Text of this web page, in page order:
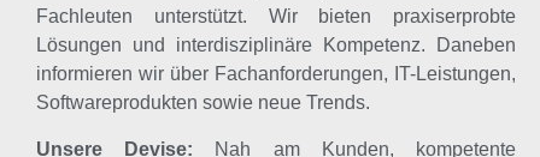
Fachleuten unterstützt. Wir bieten praxiserprobte
Lösungen und interdisziplinäre Kompetenz. Daneben
informieren wir über Fachanforderungen, IT-Leistungen,
Softwareprodukten sowie neue Trends.
Unsere Devise: Nah am Kunden, kompetente